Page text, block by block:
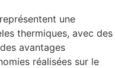
une
thermiques, avec des
avantages
réalisées sur le